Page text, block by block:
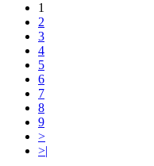
1
2
3
4
5
6
7
8
9
>
>|